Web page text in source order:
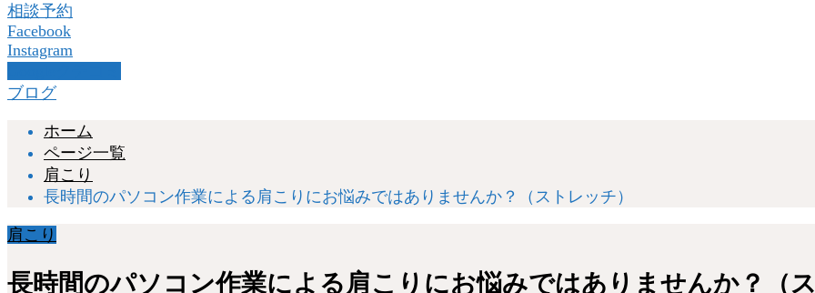
相談予約
Facebook
Instagram
ブログ
ホーム
ページ一覧
肩こり
長時間のパソコン作業による肩こりにお悩みではありませんか？（ストレッチ）
肩こり
長時間のパソコン作業による肩こりにお悩みではありませんか？（ス